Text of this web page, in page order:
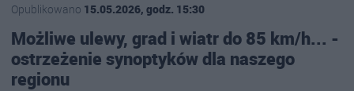
Opublikowano 15.05.2026, godz. 15:30
Możliwe ulewy, grad i wiatr do 85 km/h... -
ostrzeżenie synoptyków dla naszego
regionu